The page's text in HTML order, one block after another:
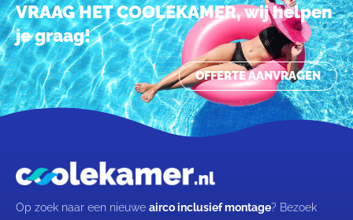
VRAAG HET COOLEKAMER, wij helpen
je graag!
OFFERTE AANVRAGEN
Op zoek naar een nieuwe airco inclusief montage? Bezoek